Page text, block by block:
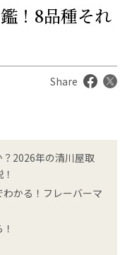
！8品種それ
Share
2026年の清川屋取
かる！フレーバーマ